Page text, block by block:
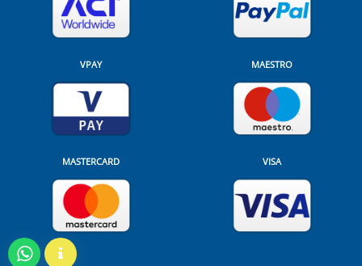
VPAY MAESTRO
MASTERCARD VISA